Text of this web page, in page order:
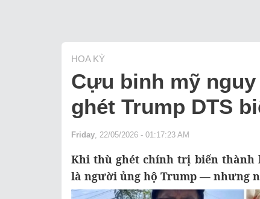
HOA KỲ
Cựu binh mỹ
ghét Trump DTS
Friday , 22/05/2026 - 01:17:23 AM
Khi thù ghét chính trị biến thành
là người ủng hộ Trump — nhưng